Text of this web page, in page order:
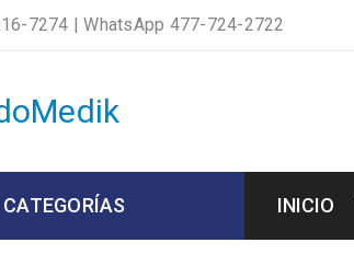
7274 |WhatsApp 477-724-2722
CATEGORÍAS INICIO